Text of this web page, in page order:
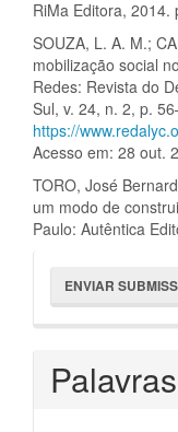
RiMa Editora, 2014.
SOUZA, L. A. M.;
mobilização social
Redes: Revista do
Sul, v. 24, n. 2, p.
https://
Acesso em: 28 out.
TORO, José
um modo de
Paulo: Autêntica
Enviar
ENVIAR